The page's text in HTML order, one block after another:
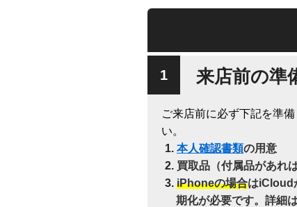
来店前の準
ご来店前に必ず下記を準
い。
本人確認書類の用意
買取品（付属品があれ
iPhoneの場合はiCloud
期化が必要です。詳細